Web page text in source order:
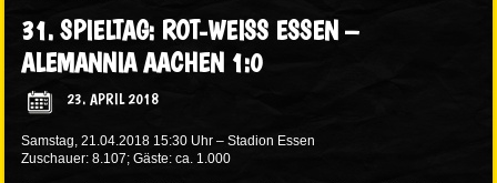
31. SPIELTAG: ROT-WEISS ESSEN –
ALEMANNIA AACHEN 1:0
23. APRIL 2018
Samstag, 21.04.2018 15:30 Uhr – Stadion Essen
Zuschauer: 8.107; Gäste: ca. 1.000